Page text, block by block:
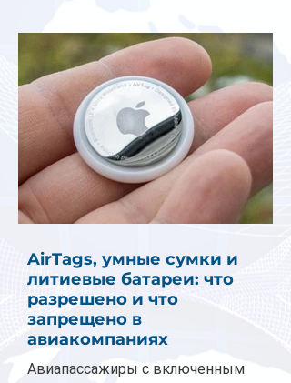
AirTags, умные сумки и
литиевые батареи: что
разрешено и что
запрещено в
авиакомпаниях
Авиапассажиры с включенным